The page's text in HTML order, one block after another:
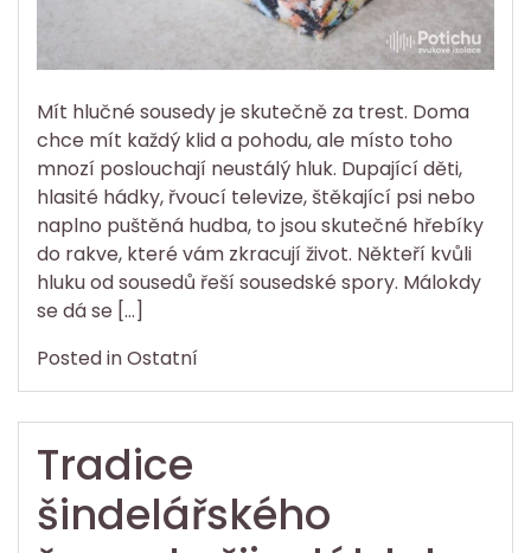
Mít hlučné sousedy je skutečně za trest. Doma
chce mít každý klid a pohodu, ale místo toho
mnozí poslouchají neustálý hluk. Dupající děti,
hlasité hádky, řvoucí televize, štěkající psi nebo
naplno puštěná hudba, to jsou skutečné hřebíky
do rakve, které vám zkracují život. Někteří kvůli
hluku od sousedů řeší sousedské spory. Málokdy
se dá se […]
Posted inOstatní
Tradice
šindelářského